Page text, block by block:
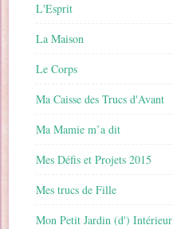
L'Esprit
La Maison
Le Corps
Ma Caisse des Trucs d'Avant
Ma Mamie m’a dit
Mes Défis et Projets 2015
Mes trucs de Fille
Mon Petit Jardin (d') Intérieur